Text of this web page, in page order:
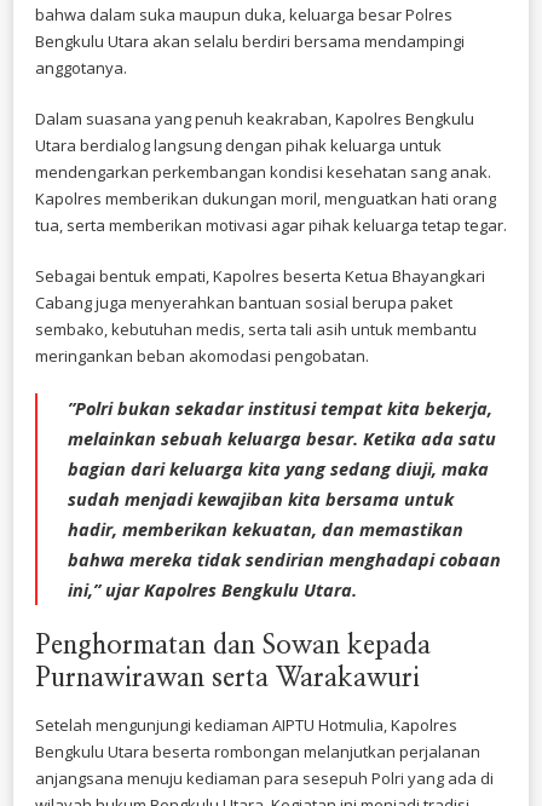
bahwa dalam suka maupun duka, keluarga besar Polres
Bengkulu Utara akan selalu berdiri bersama mendampingi
anggotanya.
​Dalam suasana yang penuh keakraban, Kapolres Bengkulu
Utara berdialog langsung dengan pihak keluarga untuk
mendengarkan perkembangan kondisi kesehatan sang anak.
Kapolres memberikan dukungan moril, menguatkan hati orang
tua, serta memberikan motivasi agar pihak keluarga tetap tegar.
​Sebagai bentuk empati, Kapolres beserta Ketua Bhayangkari
Cabang juga menyerahkan bantuan sosial berupa paket
sembako, kebutuhan medis, serta tali asih untuk membantu
meringankan beban akomodasi pengobatan.
​”Polri bukan sekadar institusi tempat kita bekerja,
melainkan sebuah keluarga besar. Ketika ada satu
bagian dari keluarga kita yang sedang diuji, maka
sudah menjadi kewajiban kita bersama untuk
hadir, memberikan kekuatan, dan memastikan
bahwa mereka tidak sendirian menghadapi cobaan
ini,” ujar Kapolres Bengkulu Utara.
​Penghormatan dan Sowan kepada
Purnawirawan serta Warakawuri
​Setelah mengunjungi kediaman AIPTU Hotmulia, Kapolres
Bengkulu Utara beserta rombongan melanjutkan perjalanan
anjangsana menuju kediaman para sesepuh Polri yang ada di